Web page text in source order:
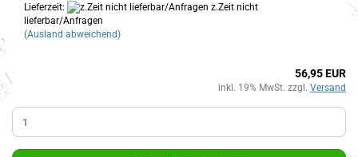
Lieferzeit:
z.Zeit nicht
lieferbar/Anfragen
(Ausland abweichend)
56,95 EUR
inkl. 19% MwSt. zzgl. Versand